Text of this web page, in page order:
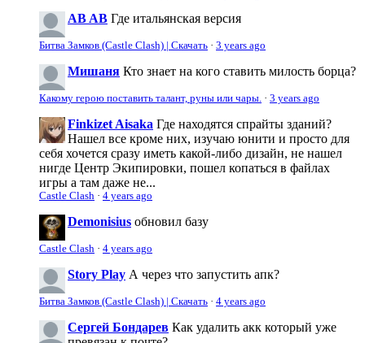
AB AB Где итальянская версия
Битва Замков (Castle Clash) | Скачать · 3 years ago
Мишаня Кто знает на кого ставить милость борца?
Какому герою поставить талант, руны или чары. · 3 years ago
Finkizet Aisaka Где находятся спрайты зданий?
Нашел все кроме них, изучаю юнити и просто для
себя хочется сразу иметь какой-либо дизайн, не нашел
нигде Центр Экипировки, пошел копаться в файлах
игры а там даже не...
Castle Clash · 4 years ago
Demonisius обновил базу
Castle Clash · 4 years ago
Story Play А через что запустить апк?
Битва Замков (Castle Clash) | Скачать · 4 years ago
Сергей Бондарев Как удалить акк который уже